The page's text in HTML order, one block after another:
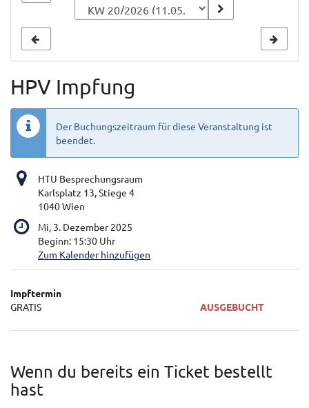
zur
HPV Impfung
Der Buchungszeitraum für diese Veranstaltung ist
beendet.
HTU Besprechungsraum
Karlsplatz 13, Stiege 4
1040 Wien
Mi, 3. Dezember 2025
Beginn: 15:30 Uhr
Zum Kalender hinzufügen
Unkategorisierte
Produkte
Impftermin
GRATIS
AUSGEBUCHT
Wenn du bereits ein Ticket bestellt
hast